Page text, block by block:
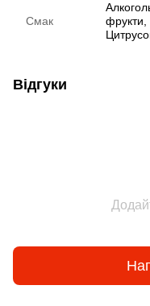
Смак
фрукти
Відгуки